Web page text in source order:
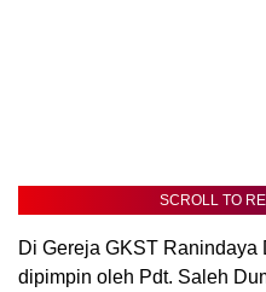
SCROLL TO
Di Gereja GKST Ranindaya
dipimpin oleh Pdt. Saleh